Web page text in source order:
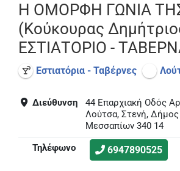
Η ΟΜΟΡΦΗ ΓΩΝΙΑ
(Κούκουρας
ΕΣΤΙΑΤΟΡΙΟ -
Εστιατόρια - Ταβέρνες
Διεύθυνση
44 Επαρχιακή Οδός
Λούτσα, Στενή,
Μεσσαπίων 340 14
Τηλέφωνο
6947890525